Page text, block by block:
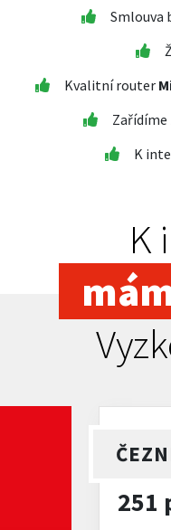
Smlouva
Kvalitní router
Zařídíme
K
K
251